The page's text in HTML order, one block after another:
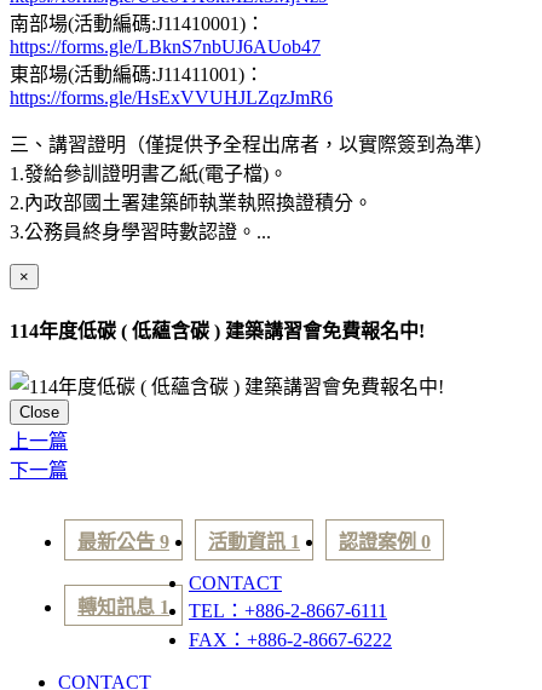
南部場(活動編碼:J11410001)：
https://forms.gle/LBknS7nbUJ6AUob47
東部場(活動編碼:J11411001)：
https://forms.gle/HsExVVUHJLZqzJmR6
三、講習證明（僅提供予全程出席者，以實際簽到為準）
1.發給參訓證明書乙紙(電子檔)。
2.內政部國土署建築師執業執照換證積分。
3.公務員終身學習時數認證。...
×
114年度低碳 ( 低蘊含碳 ) 建築講習會免費報名中!
Close
上一篇
下一篇
最新公告 9 活動資訊 1 認證案例 0
轉知訊息 1
CONTACT
TEL：+886-2-8667-6111
FAX：+886-2-8667-6222
CONTACT